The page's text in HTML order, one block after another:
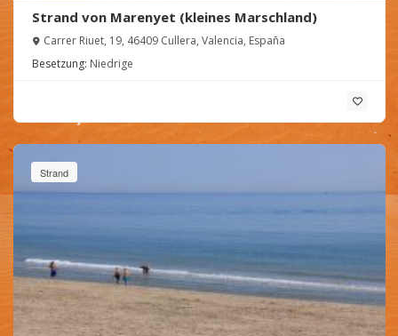
Strand von Marenyet (kleines Marschland)
Carrer Riuet, 19, 46409 Cullera, Valencia, España
Besetzung: Niedrige
Strand